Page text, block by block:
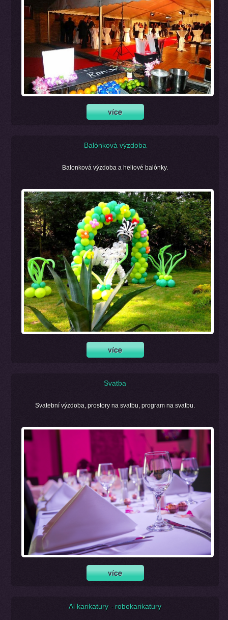
Balónková výzdoba
Balonková výzdoba a heliové balónky.
Svatba
Svatební výzdoba, prostory na svatbu, program na svatbu.
Al karikatury - robokarikatury